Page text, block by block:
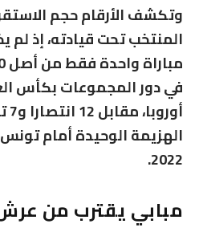
وتكشف الأرقام حجم
المنتخب تحت قيادته، إذ
في دور المجموعات بكأس
الهزيمة الوحيدة أمام
2022.
مبابي يقترب من